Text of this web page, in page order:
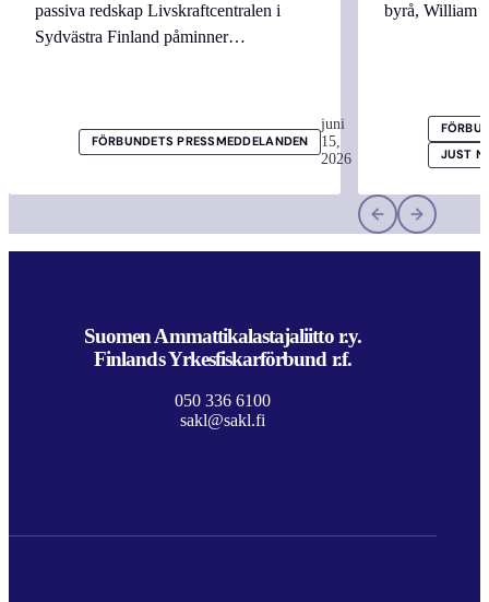
passiva redskap Livskraftcentralen i
Sydvästra Finland påminner…
FÖRBUNDETS PRESSMEDDELANDEN
juni
15,
2026
byrå, William
JUST
Suomen Ammattikalastajaliitto r.y.
Finlands Yrkesfiskarförbund r.f.
050 336 6100
sakl@sakl.fi